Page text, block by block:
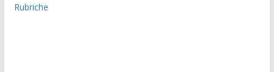
Rubriche